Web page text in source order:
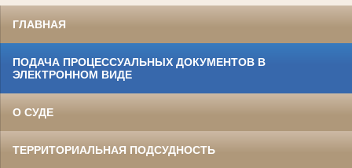
ГЛАВНАЯ
ПОДАЧА ПРОЦЕССУАЛЬНЫХ ДОКУМЕНТОВ В
ЭЛЕКТРОННОМ ВИДЕ
О СУДЕ
ТЕРРИТОРИАЛЬНАЯ ПОДСУДНОСТЬ